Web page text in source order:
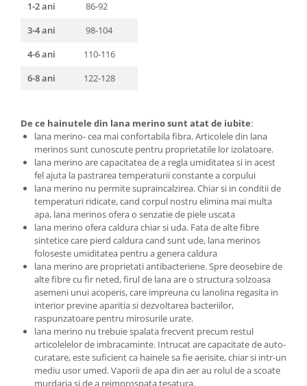
1-2 ani
86-92
3-4 ani
98-104
4-6 ani
110-116
6-8 ani
122-128
De ce hainutele din lana merino sunt atat de iubite:
lana merino- cea mai confortabila fibra. Articolele din lana
merinos sunt cunoscute pentru proprietatile lor izolatoare.
lana merino are capacitatea de a regla umiditatea si in acest
fel ajuta la pastrarea temperaturii constante a corpului
lana merino nu permite supraincalzirea. Chiar si in conditii de
temperaturi ridicate, cand corpul nostru elimina mai multa
apa, lana merinos ofera o senzatie de piele uscata
lana merino ofera caldura chiar si uda. Fata de alte fibre
sintetice care pierd caldura cand sunt ude, lana merinos
foloseste umiditatea pentru a genera caldura
lana merino are proprietati antibacteriene. Spre deosebire de
alte fibre cu fir neted, firul de lana are o structura solzoasa
asemeni unui acoperis, care impreuna cu lanolina regasita in
interior previne aparitia si dezvoltarea bacteriilor,
raspunzatoare pentru mirosurile urate.
lana merino nu trebuie spalata frecvent precum restul
articolelelor de imbracaminte. Intrucat are capacitate de auto-
curatare, este suficient ca hainele sa fie aerisite, chiar si intr-un
mediu usor umed. Vaporii de apa din aer au rolul de a scoate
murdaria si de a reimprospata tesatura.